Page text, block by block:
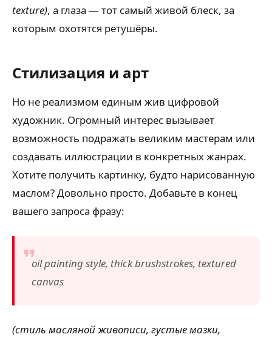
texture), а глаза — тот самый живой блеск, за
которым охотятся ретушёры.
Стилизация и арт
Но не реализмом единым жив цифровой
художник. Огромный интерес вызывает
возможность подражать великим мастерам или
создавать иллюстрации в конкретных жанрах.
Хотите получить картинку, будто нарисованную
маслом? Довольно просто. Добавьте в конец
вашего запроса фразу:
oil painting style, thick brushstrokes, textured
canvas
(стиль масляной живописи, густые мазки,